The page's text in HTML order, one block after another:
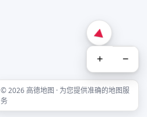
+ −
© 2026 高德地图 · 为您提供准确的地图服
务